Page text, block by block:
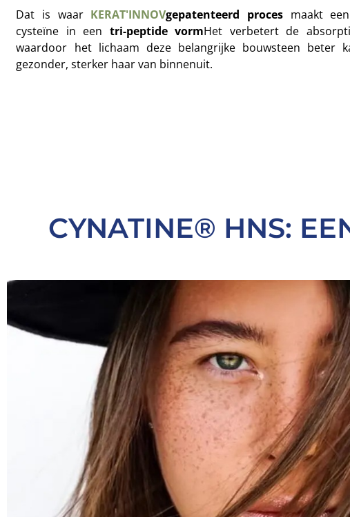
Dat is waar KERAT'INNOVgepatenteerd proces maakt
cysteïne in een tri-peptide vormHet verbetert de
waardoor het lichaam deze belangrijke bouwsteen beter
gezonder, sterker haar van binnenuit.
CYNATINE® HNS: